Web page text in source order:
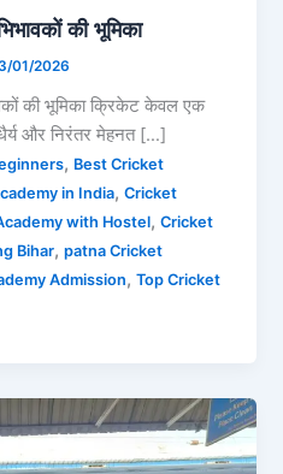
की भूमिका
01/2026
की भूमिका क्रिकेट केवल एक
और निरंतर मेहनत […]
, Best Cricket
in India,Cricket
with Hostel,Cricket
Bihar,patna Cricket
Admission,Top Cricket